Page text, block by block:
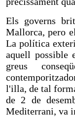
Els governs
Mallorca, pero
La política
aquell possible
greus
l'illa, de tal
de 2 de
Mediterrani, va